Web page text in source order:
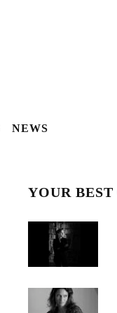
NEWS
YOUR BEST